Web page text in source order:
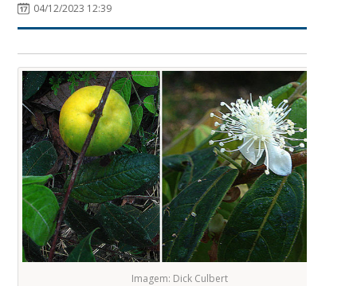
04/12/2023 12:39
Imagem: Dick Culbert